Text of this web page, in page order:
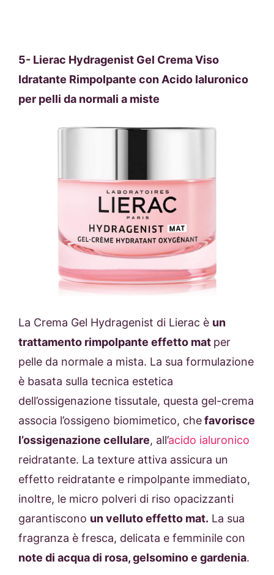
5- Lierac Hydragenist Gel Crema Viso
Idratante Rimpolpante con Acido Ialuronico
per pelli da normali a miste
La Crema Gel Hydragenist di Lierac è un
trattamento rimpolpante effetto mat per
pelle da normale a mista. La sua formulazione
è basata sulla tecnica estetica
dell’ossigenazione tissutale, questa gel-crema
associa l’ossigeno biomimetico, chefavorisce
l’ossigenazione cellulare, all’acido ialuronico
reidratante. La texture attiva assicura un
effetto reidratante e rimpolpante immediato,
inoltre, le micro polveri di riso opacizzanti
garantiscono un velluto effetto mat. La sua
fragranza è fresca, delicata e femminile con
note di acqua di rosa, gelsomino e gardenia.